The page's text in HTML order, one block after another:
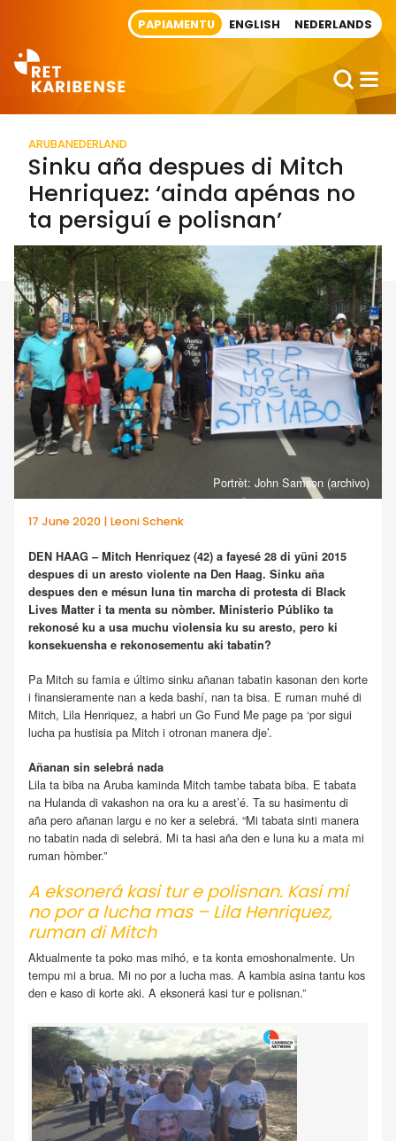
PAPIAMENTU ENGLISH NEDERLANDS
ARUBANEDERLAND
Sinku aña despues di Mitch
Henriquez: ‘ainda apénas no
ta persiguí e polisnan’
Portrèt: John Samson (archivo)
17 June 2020 | Leoni Schenk
DEN HAAG – Mitch Henriquez (42) a fayesé 28 di yüni 2015
despues di un aresto violente na Den Haag. Sinku aña
despues den e mésun luna tin marcha di protesta di Black
Lives Matter i ta menta su nòmber. Ministerio Públiko ta
rekonosé ku a usa muchu violensia ku su aresto, pero ki
konsekuensha e rekonosementu aki tabatin?
Pa Mitch su famia e último sinku añanan tabatin kasonan den korte
i finansieramente nan a keda bashí, nan ta bisa. E ruman muhé di
Mitch, Lila Henriquez, a habri un Go Fund Me page pa ‘por sigui
lucha pa hustisia pa Mitch i otronan manera dje’.
Añanan sin selebrá nada
Lila ta biba na Aruba kaminda Mitch tambe tabata biba. E tabata
na Hulanda di vakashon na ora ku a arest’é. Ta su hasimentu di
aña pero añanan largu e no ker a selebrá. “Mi tabata sinti manera
no tabatin nada di selebrá. Mi ta hasi aña den e luna ku a mata mi
ruman hòmber.”
A eksonerá kasi tur e polisnan. Kasi mi
no por a lucha mas – Lila Henriquez,
ruman di Mitch
Aktualmente ta poko mas mihó, e ta konta emoshonalmente. Un
tempu mi a brua. Mi no por a lucha mas. A kambia asina tantu kos
den e kaso di korte aki. A eksonerá kasi tur e polisnan.”